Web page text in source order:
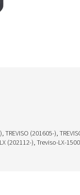
(201605-),
(202112-), Treviso-LX-